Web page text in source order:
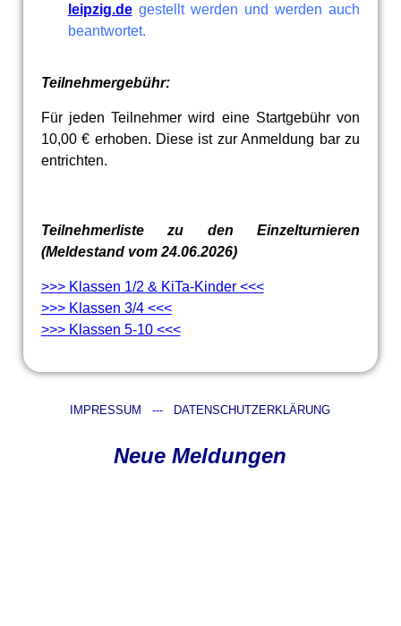
leipzig.degestellt werden und werden auch
beantwortet.
Teilnehmergebühr:
Für jeden Teilnehmer wird eine Startgebühr von
10,00 € erhoben. Diese ist zur Anmeldung bar zu
entrichten.
Teilnehmerliste zu den Einzelturnieren
(Meldestand vom 24.06.2026)
>>> Klassen 1/2 & KiTa-Kinder <<<
>>> Klassen 3/4 <<<
>>> Klassen 5-10 <<<
IMPRESSUM --- DATENSCHUTZERKLÄRUNG
Neue Meldungen